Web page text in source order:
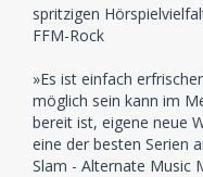
spritzigen
FFM-Rock
»Es ist einfach
möglich sein kann im
bereit ist, eigene neue
eine der besten Serien
Slam - Alternate Music